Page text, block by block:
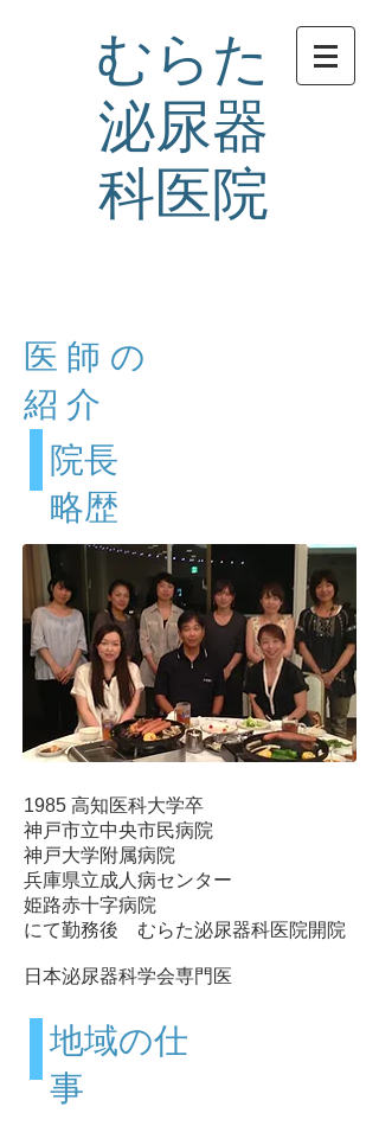
むらた
泌尿器
科医院
医師の
紹介
院長
略歴
1985 高知医科大学卒
神戸市立中央市民病院
神戸大学附属病院
兵庫県立成人病センター
姫路赤十字病院
にて勤務後 むらた泌尿器科医院開院
​日本泌尿器科学会専門医
​地域の仕
事